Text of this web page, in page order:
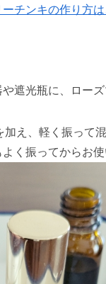
チンキの作り方
や遮光瓶に、ロー
え、軽く振って混
よく振ってからお使